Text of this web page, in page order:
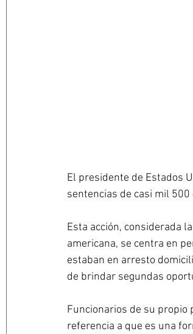
El presidente de Estados
sentencias de casi mil 500
Esta acción, considerada
americana, se centra en
estaban en arresto
de brindar segundas
Funcionarios de su propio
referencia a que es una